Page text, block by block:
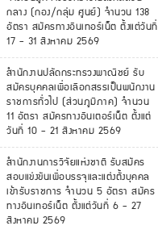
กลาง (กอง/กลุ่ม ศูนย์) จำนวน 138
อัตรา สมัครทางอินเทอร์เน็ต ตั้งแต่วันที่
17 - 31 สิงหาคม 2569
สำนักงานปลัดกระทรวงพาณิชย์ รับ
สมัครบุคคลเพื่อเลือกสรรเป็นพนักงาน
ราชการทั่วไป (ส่วนภูมิภาค) จำนวน
11 อัตรา สมัครทางอินเตอร์เน็ต ตั้งแต่
วันที่ 10 - 21 สิงหาคม 2569
สำนักงานการวิจัยแห่งชาติ รับสมัคร
สอบแข่งขันเพื่อบรรจุและแต่งตั้งบุคคล
เข้ารับราชการ จำนวน 5 อัตรา สมัคร
ทางอินเทอร์เน็ต ตั้งแต่วันที่ 6 - 27
สิงหาคม 2569